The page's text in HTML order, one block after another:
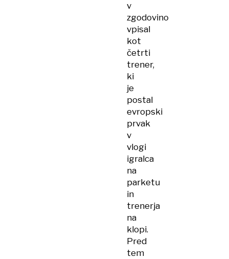
v
zgodovino
vpisal
kot
četrti
trener,
ki
je
postal
evropski
prvak
v
vlogi
igralca
na
parketu
in
trenerja
na
klopi.
Pred
tem